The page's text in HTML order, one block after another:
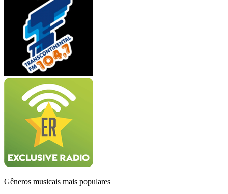
Gêneros musicais mais populares